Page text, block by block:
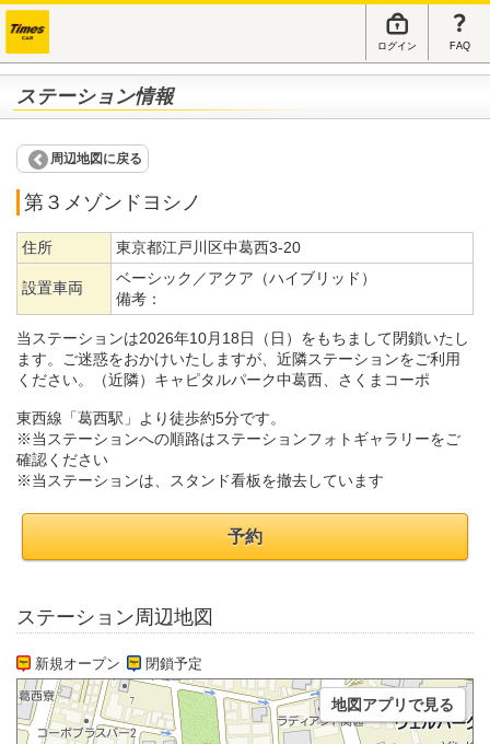
ログイン FAQ
ステーション情報
周辺地図に戻る
第３メゾンドヨシノ
住所 東京都江戸川区中葛西3-20
設置車両
ベーシック／アクア（ハイブリッド）
備考：
当ステーションは2026年10月18日（日）をもちまして閉鎖いたし
ます。ご迷惑をおかけいたしますが、近隣ステーションをご利用
ください。（近隣）キャピタルパーク中葛西、さくまコーポ
東西線「葛西駅」より徒歩約5分です。
※当ステーションへの順路はステーションフォトギャラリーをご
確認ください
※当ステーションは、スタンド看板を撤去しています
予約
ステーション周辺地図
新規オープン 閉鎖予定
地図アプリで見る